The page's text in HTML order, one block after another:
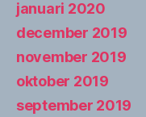
januari 2020
december 2019
november 2019
oktober 2019
september 2019